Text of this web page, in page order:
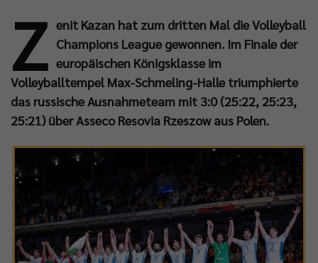
Z enit Kazan hat zum dritten Mal die Volleyball
Champions League gewonnen. Im Finale der
europäischen Königsklasse im
Volleyballtempel Max-Schmeling-Halle triumphierte
das russische Ausnahmeteam mit 3:0 (25:22, 25:23,
25:21) über Asseco Resovia Rzeszow aus Polen.